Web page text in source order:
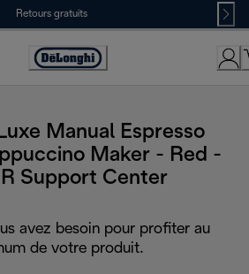
Retours gratuits
Déclaration
Manual Espresso
Maker - Red -
Support Center
avez besoin pour profiter au
de votre produit.